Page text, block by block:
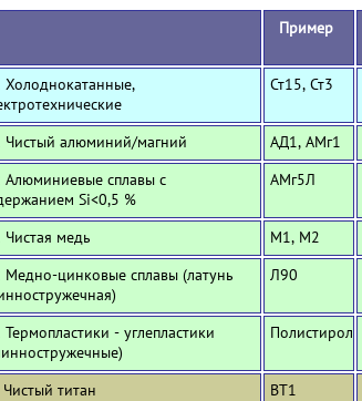
Пример
Холоднокатанные,
Ст15, Ст3
Чистый алюминий/магний АД1, АМг1
Алюминиевые сплавы с
Si<0,5 %
АМг5Л
Чистая медь М1, М2
Медно-цинковые сплавы (латунь
Л90
Термопластики - углепластики
Полистирол
Чистый титан ВТ1